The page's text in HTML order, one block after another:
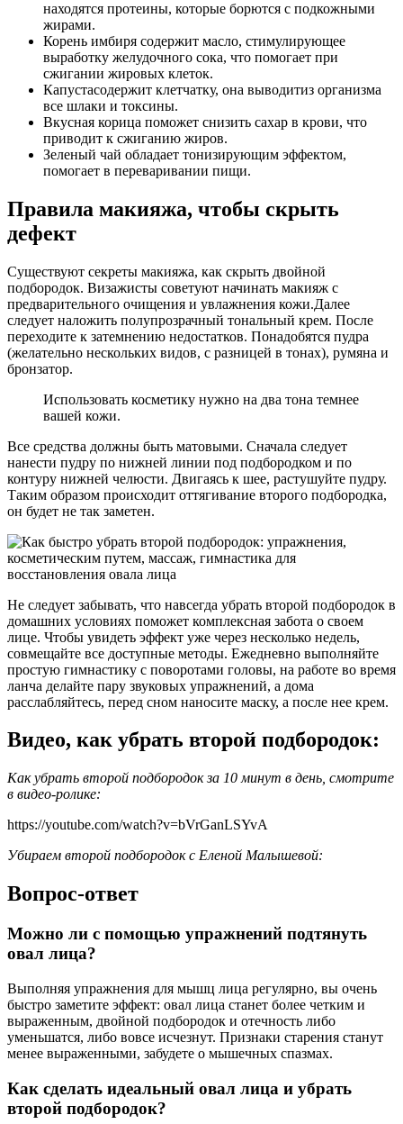
находятся протеины, которые борются с подкожными
жирами.
Корень имбиря содержит масло, стимулирующее
выработку желудочного сока, что помогает при
сжигании жировых клеток.
Капустасодержит клетчатку, она выводитиз организма
все шлаки и токсины.
Вкусная корица поможет снизить сахар в крови, что
приводит к сжиганию жиров.
Зеленый чай обладает тонизирующим эффектом,
помогает в переваривании пищи.
Правила макияжа, чтобы скрыть
дефект
Существуют секреты макияжа, как скрыть двойной
подбородок. Визажисты советуют начинать макияж с
предварительного очищения и увлажнения кожи.Далее
следует наложить полупрозрачный тональный крем. После
переходите к затемнению недостатков. Понадобятся пудра
(желательно нескольких видов, с разницей в тонах), румяна и
бронзатор.
Использовать косметику нужно на два тона темнее
вашей кожи.
Все средства должны быть матовыми. Сначала следует
нанести пудру по нижней линии под подбородком и по
контуру нижней челюсти. Двигаясь к шее, растушуйте пудру.
Таким образом происходит оттягивание второго подбородка,
он будет не так заметен.
Не следует забывать, что навсегда убрать второй подбородок в
домашних условиях поможет комплексная забота о своем
лице. Чтобы увидеть эффект уже через несколько недель,
совмещайте все доступные методы. Ежедневно выполняйте
простую гимнастику с поворотами головы, на работе во время
ланча делайте пару звуковых упражнений, а дома
расслабляйтесь, перед сном наносите маску, а после нее крем.
Видео, как убрать второй подбородок:
Как убрать второй подбородок за 10 минут в день, смотрите
в видео-ролике:
https://youtube.com/watch?v=bVrGanLSYvA
Убираем второй подбородок с Еленой Малышевой:
Вопрос-ответ
Можно ли с помощью упражнений подтянуть
овал лица?
Выполняя упражнения для мышц лица регулярно, вы очень
быстро заметите эффект: овал лица станет более четким и
выраженным, двойной подбородок и отечность либо
уменьшатся, либо вовсе исчезнут. Признаки старения станут
менее выраженными, забудете о мышечных спазмах.
Как сделать идеальный овал лица и убрать
второй подбородок?